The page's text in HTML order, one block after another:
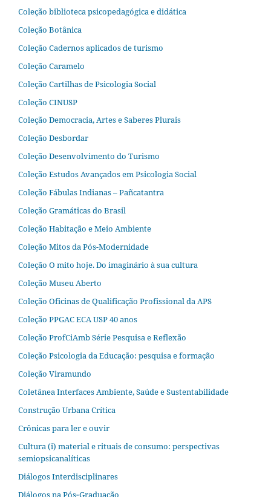
Coleção biblioteca psicopedagógica e didática
Coleção Botânica
Coleção Cadernos aplicados de turismo
Coleção Caramelo
Coleção Cartilhas de Psicologia Social
Coleção CINUSP
Coleção Democracia, Artes e Saberes Plurais
Coleção Desbordar
Coleção Desenvolvimento do Turismo
Coleção Estudos Avançados em Psicologia Social
Coleção Fábulas Indianas – Pañcatantra
Coleção Gramáticas do Brasil
Coleção Habitação e Meio Ambiente
Coleção Mitos da Pós-Modernidade
Coleção O mito hoje. Do imaginário à sua cultura
Coleção Museu Aberto
Coleção Oficinas de Qualificação Profissional da APS
Coleção PPGAC ECA USP 40 anos
Coleção ProfCiAmb Série Pesquisa e Reflexão
Coleção Psicologia da Educação: pesquisa e formação
Coleção Viramundo
Coletânea Interfaces Ambiente, Saúde e Sustentabilidade
Construção Urbana Crítica
Crônicas para ler e ouvir
Cultura (i) material e rituais de consumo: perspectivas
semiopsicanalíticas
Diálogos Interdisciplinares
Diálogos na Pós‐Graduação